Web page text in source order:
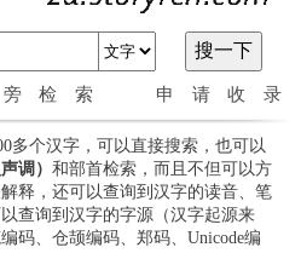
检索 申请收录
多个汉字，可以直接搜索，也可以
调） 和部首检索，而且不但可以方
释，还可以查询到汉字的读音、笔
查询到汉字的字源（汉字起源来
码、仓颉编码、郑码、Unicode编